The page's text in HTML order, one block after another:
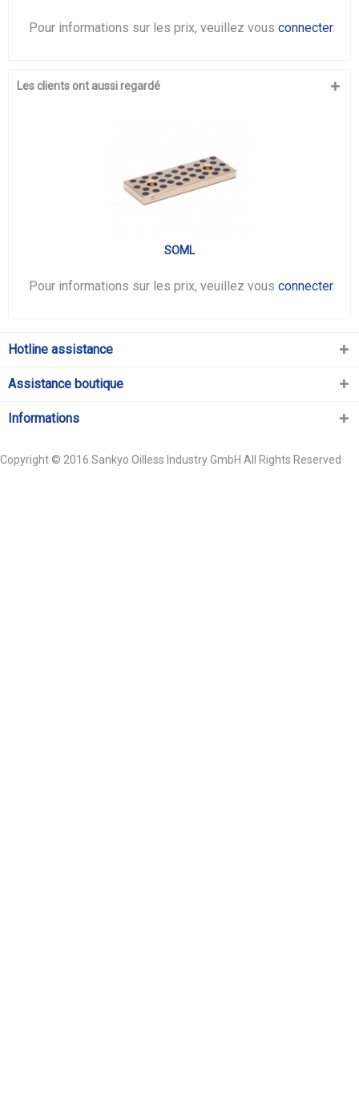
Pour informations sur les prix, veuillez vous connecter.
Les clients ont aussi regardé
SOML
Pour informations sur les prix, veuillez vous connecter.
Hotline assistance
Assistance boutique
Informations
Copyright © 2016 Sankyo Oilless Industry GmbH All Rights Reserved